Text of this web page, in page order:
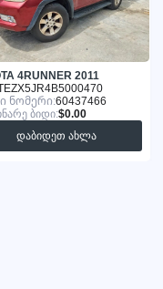
4RUNNER 2011
ნომერი:60437466
ბიდი:$0.00
დაბიდეთ ახლა